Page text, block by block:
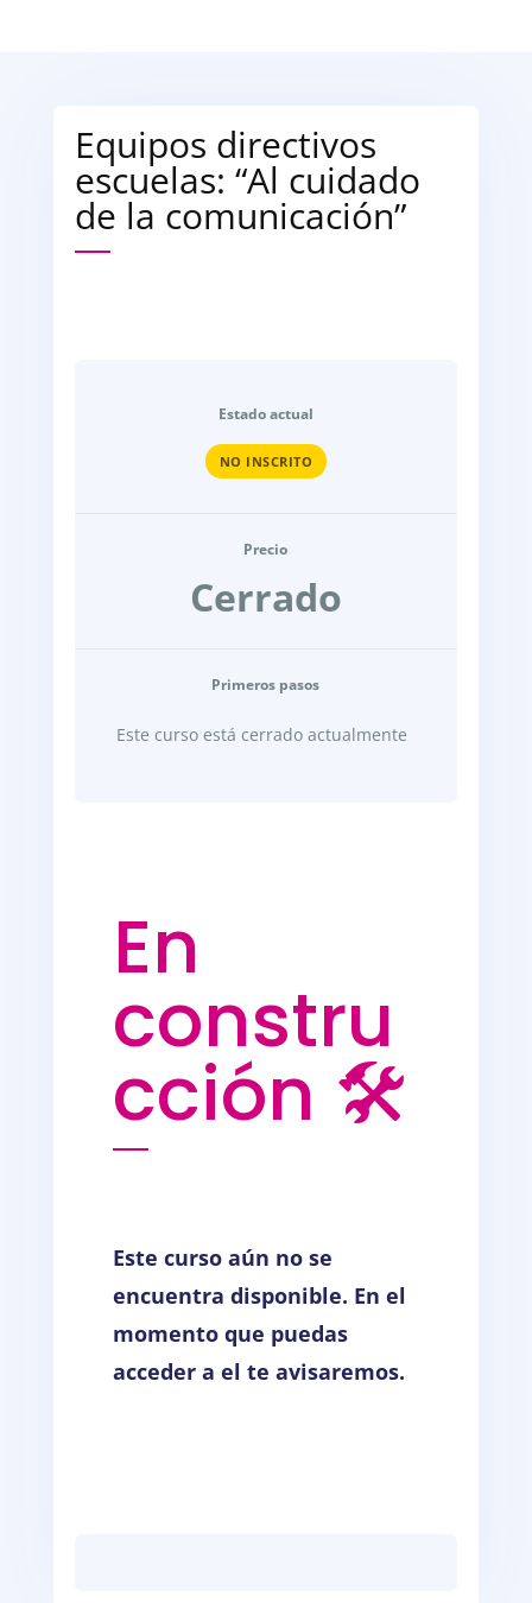
Equipos directivos
escuelas: “Al cuidado
de la comunicación”
Estado actual
NO INSCRITO
Precio
Cerrado
Primeros pasos
Este curso está cerrado actualmente
En
constru
cción 🛠️
Este curso aún no se
encuentra disponible. En el
momento que puedas
acceder a el te avisaremos.